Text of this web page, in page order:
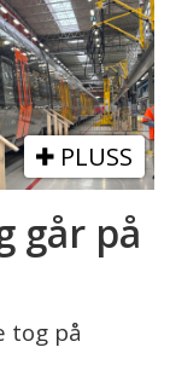
PLUSS
går på
tog på